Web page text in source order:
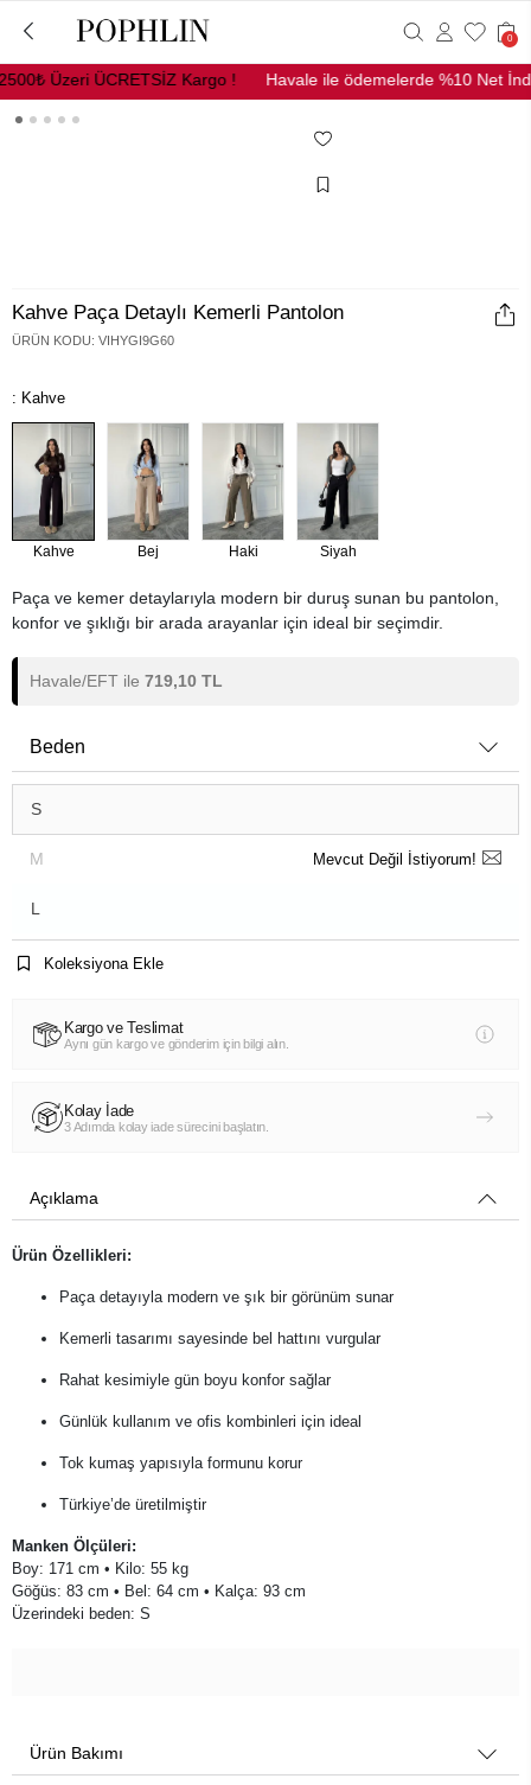
Üzeri ÜCRETSİZ Kargo ! Havale ile ödemelerde %10 Net
0
Kahve Paça Detaylı Kemerli Pantolon
ÜRÜN KODU: VIHYGI9G60
: Kahve
Kahve Bej Haki Siyah
Paça ve kemer detaylarıyla modern bir duruş sunan bu pantolon,
konfor ve şıklığı bir arada arayanlar için ideal bir seçimdir.
Havale/EFT ile 719,10 TL
Beden
S
M Mevcut Değil İstiyorum!
L
Koleksiyona Ekle
Kargo ve Teslimat
Aynı gün kargo ve gönderim için bilgi alın.
Kolay İade
3 Adımda kolay iade sürecini başlatın.
Açıklama
Ürün Özellikleri:
Paça detayıyla modern ve şık bir görünüm sunar
Kemerli tasarımı sayesinde bel hattını vurgular
Rahat kesimiyle gün boyu konfor sağlar
Günlük kullanım ve ofis kombinleri için ideal
Tok kumaş yapısıyla formunu korur
Türkiye’de üretilmiştir
Manken Ölçüleri:
Boy: 171 cm • Kilo: 55 kg
Göğüs: 83 cm • Bel: 64 cm • Kalça: 93 cm
Üzerindeki beden: S
Ürün Bakımı